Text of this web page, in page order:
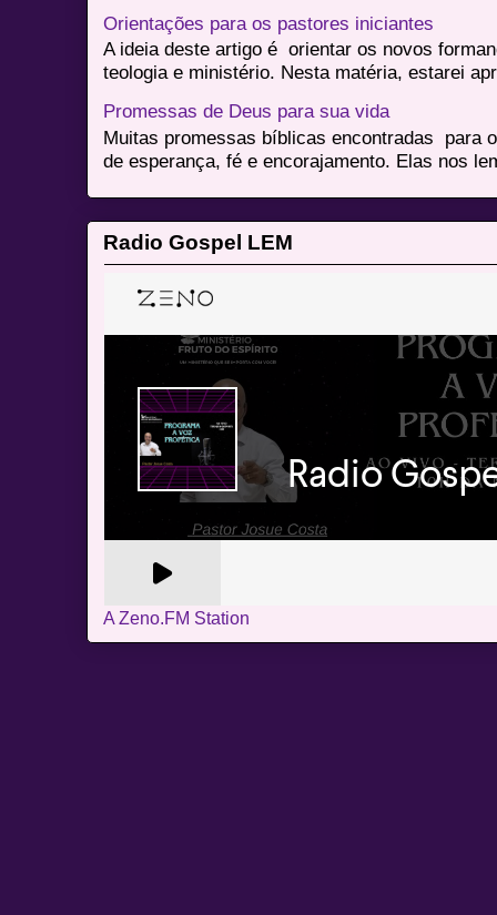
Orientações para os pastores iniciantes
A ideia deste artigo é orientar os novos
teologia e ministério. Nesta matéria, estarei
Promessas de Deus para sua vida
Muitas promessas bíblicas encontradas para
de esperança, fé e encorajamento. Elas nos
Radio Gospel LEM
A Zeno.FM Station